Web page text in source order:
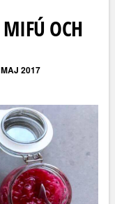
OCH
2017